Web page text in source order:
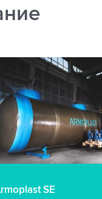
SE